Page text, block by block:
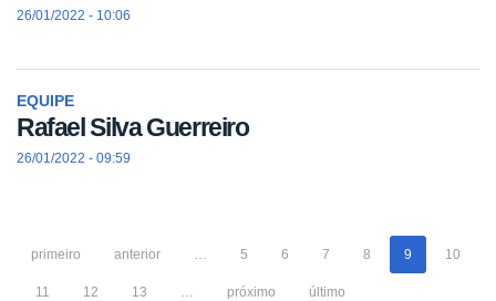
26/01/2022 - 10:06
EQUIPE
Rafael Silva Guerreiro
26/01/2022 - 09:59
primeiro anterior … 5 6 7 8 9 10
11 12 13 … próximo último